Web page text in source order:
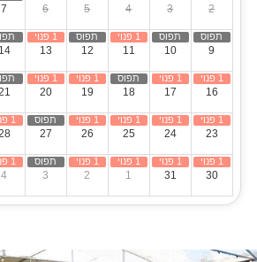
2
3
4
5
6
7
9
10
11
12
13
14
16
17
18
19
20
23
24
25
26
27
30
31
1
2
3
4